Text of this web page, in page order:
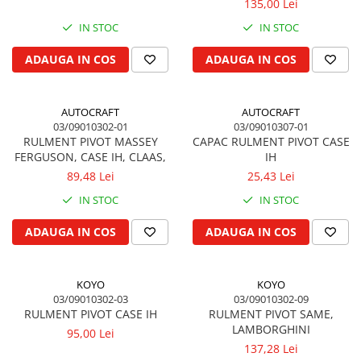
Cuzineti palier
Cuzineti axiali, semilune
Inel fata arbore motor
Inel spate arbore motor
Simering fata arbore motor
Volanta motor, coroana
Simering spate arbore motor
Camasa motor
Pistoane motor
Set segmenti motor
Set motor
Piston si segmenti
Pedala de frana
Jante fata
Prezon roata
Inele fixare janta
Punte fata 4 roţi motrice
Ax transmisie fata
Balansier bucsa punte fata
Cardan, planetara
Carter de butuc, pivot
Disc de frana
Intrare diferential grup conic
Reductor punte fata
Annovi Reverberi
Unia
Fella
IN STOC
ADAUGA IN COS
135,00 Lei
IN STOC
ADAUGA IN COS
AUTOCRAFT
03/09010302-01
RULMENT PIVOT MASSEY
FERGUSON, CASE IH, CLAAS,
89,48 Lei
IN STOC
ADAUGA IN COS
AUTOCRAFT
03/09010307-01
CAPAC RULMENT PIVOT CASE
IH
25,43 Lei
IN STOC
ADAUGA IN COS
KOYO
03/09010302-03
RULMENT PIVOT CASE IH
95,00 Lei
KOYO
03/09010302-09
RULMENT PIVOT SAME,
LAMBORGHINI
137,28 Lei